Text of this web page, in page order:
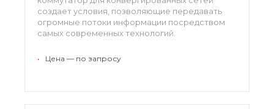
создает условия, позволяющие передавать
огромные потоки информации посредством
самых современных технологий.
• Цена — по запросу